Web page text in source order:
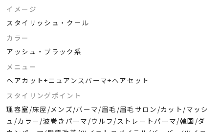
イメージ
スタイリッシュ・クール
カラー
アッシュ・ブラック系
メニュー
ヘアカット+ニュアンスパーマ+ヘアセット
スタイリングポイント
理容室/床屋/メンズ/パーマ/眉毛/眉毛サロン/カット/マッシ
ュ/カラー/波巻きパーマ/ウルフ/ストレートパーマ/韓国/ダ